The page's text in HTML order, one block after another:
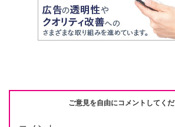
ご意見を自由にコメントしてくだ